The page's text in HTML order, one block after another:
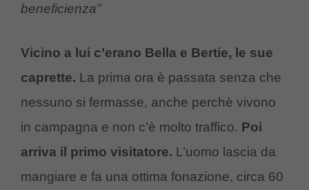
beneficienza”
Vicino a lui c’erano Bella e Bertie, le sue
caprette. La prima ora è passata senza che
nessuno si fermasse, anche perchè vivono
in campagna e non c’è molto traffico. Poi
arriva il primo visitatore. L’uomo lascia da
mangiare e fa una ottima fonazione, circa 60